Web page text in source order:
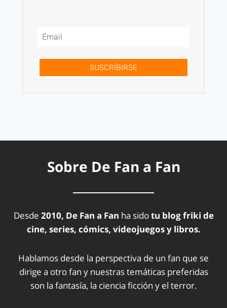
SUSCRÍBIRSE
Sobre De Fan a Fan
Desde 2010, De Fan a Fan ha sidotu blog friki de
cine, series, cómics, videojuegos y libros.
Hablamos desde la perspectiva de un fan que se
dirige a otro fan y nuestras temáticas preferidas
son la fantasía, la ciencia ficción y el terror.